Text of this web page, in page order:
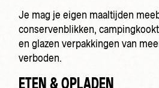
Je mag je eigen maaltijden
conservenblikken,
en glazen verpakkingen van
verboden.
ETEN & OPLADEN